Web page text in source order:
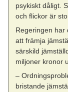
psykiskt dåligt.
och flickor är
Regeringen har
att främja
särskild
miljoner kronor
–
bristande